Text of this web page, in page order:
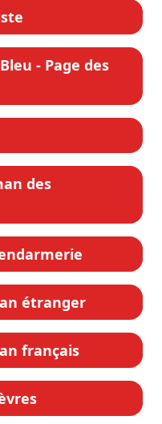
- Page des
des
étranger
français